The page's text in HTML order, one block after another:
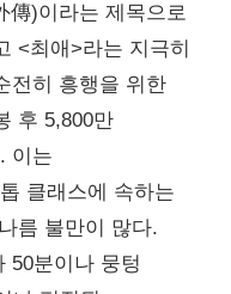
傳)이라는 제목으로
<최애>라는 지극히
전히 흥행을 위한
후 5,800만
이는
클래스에 속하는
름 불만이 많다.
50분이나 뭉텅